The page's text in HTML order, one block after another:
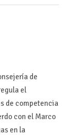
de
el
de competencia
con el Marco
en la